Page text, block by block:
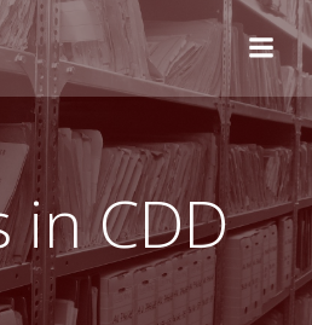
Aller
au
contenu
in CDD